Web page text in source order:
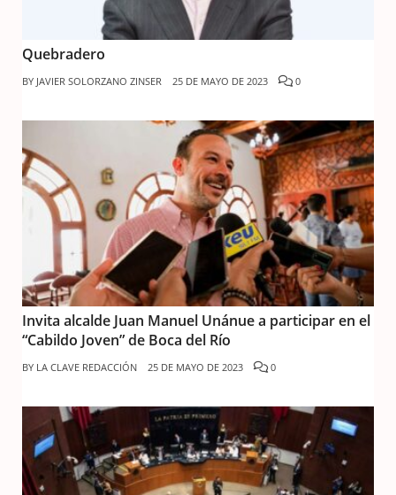
Quebradero
BY JAVIER SOLORZANO ZINSER 25 DE MAYO DE 2023 0
Invita alcalde Juan Manuel Unánue a participar en el
“Cabildo Joven” de Boca del Río
BY LA CLAVE REDACCIÓN 25 DE MAYO DE 2023 0